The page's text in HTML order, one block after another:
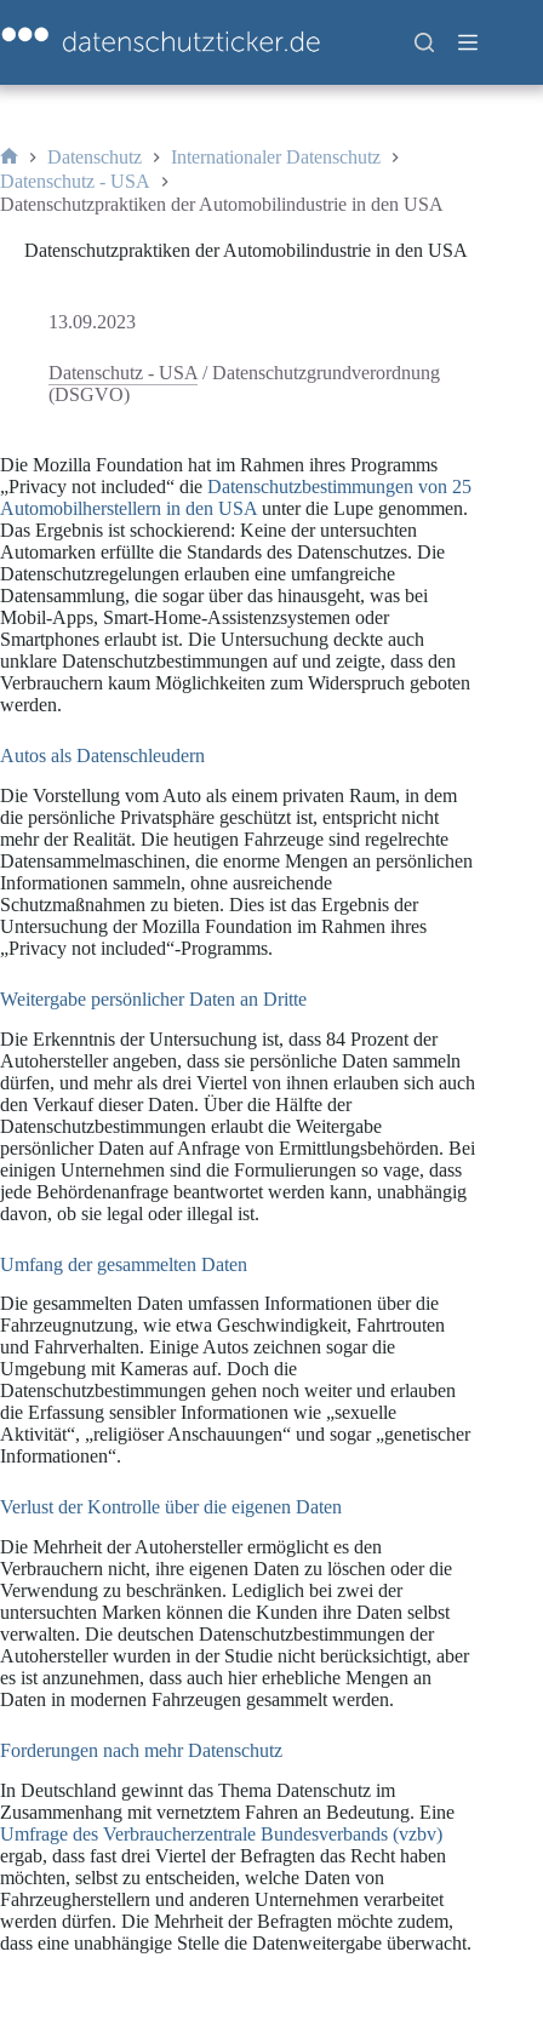
Inhalt
springen
Start
Datenschutz
Internationaler Datenschutz
Datenschutz - USA
Datenschutzpraktiken der Automobilindustrie in den USA
Datenschutzpraktiken der Automobilindustrie in den USA
13.09.2023
Datenschutz - USA /Datenschutzgrundverordnung
(DSGVO)
Die Mozilla Foundation hat im Rahmen ihres Programms
„Privacy not included“ die Datenschutzbestimmungen von 25
Automobilherstellern in den USA unter die Lupe genommen.
Das Ergebnis ist schockierend: Keine der untersuchten
Automarken erfüllte die Standards des Datenschutzes. Die
Datenschutzregelungen erlauben eine umfangreiche
Datensammlung, die sogar über das hinausgeht, was bei
Mobil-Apps, Smart-Home-Assistenzsystemen oder
Smartphones erlaubt ist. Die Untersuchung deckte auch
unklare Datenschutzbestimmungen auf und zeigte, dass den
Verbrauchern kaum Möglichkeiten zum Widerspruch geboten
werden.
Autos als Datenschleudern
Die Vorstellung vom Auto als einem privaten Raum, in dem
die persönliche Privatsphäre geschützt ist, entspricht nicht
mehr der Realität. Die heutigen Fahrzeuge sind regelrechte
Datensammelmaschinen, die enorme Mengen an persönlichen
Informationen sammeln, ohne ausreichende
Schutzmaßnahmen zu bieten. Dies ist das Ergebnis der
Untersuchung der Mozilla Foundation im Rahmen ihres
„Privacy not included“-Programms.
Weitergabe persönlicher Daten an Dritte
Die Erkenntnis der Untersuchung ist, dass 84 Prozent der
Autohersteller angeben, dass sie persönliche Daten sammeln
dürfen, und mehr als drei Viertel von ihnen erlauben sich auch
den Verkauf dieser Daten. Über die Hälfte der
Datenschutzbestimmungen erlaubt die Weitergabe
persönlicher Daten auf Anfrage von Ermittlungsbehörden. Bei
einigen Unternehmen sind die Formulierungen so vage, dass
jede Behördenanfrage beantwortet werden kann, unabhängig
davon, ob sie legal oder illegal ist.
Umfang der gesammelten Daten
Die gesammelten Daten umfassen Informationen über die
Fahrzeugnutzung, wie etwa Geschwindigkeit, Fahrtrouten
und Fahrverhalten. Einige Autos zeichnen sogar die
Umgebung mit Kameras auf. Doch die
Datenschutzbestimmungen gehen noch weiter und erlauben
die Erfassung sensibler Informationen wie „sexuelle
Aktivität“, „religiöser Anschauungen“ und sogar „genetischer
Informationen“.
Verlust der Kontrolle über die eigenen Daten
Die Mehrheit der Autohersteller ermöglicht es den
Verbrauchern nicht, ihre eigenen Daten zu löschen oder die
Verwendung zu beschränken. Lediglich bei zwei der
untersuchten Marken können die Kunden ihre Daten selbst
verwalten. Die deutschen Datenschutzbestimmungen der
Autohersteller wurden in der Studie nicht berücksichtigt, aber
es ist anzunehmen, dass auch hier erhebliche Mengen an
Daten in modernen Fahrzeugen gesammelt werden.
Forderungen nach mehr Datenschutz
In Deutschland gewinnt das Thema Datenschutz im
Zusammenhang mit vernetztem Fahren an Bedeutung. Eine
Umfrage des Verbraucherzentrale Bundesverbands (vzbv)
ergab, dass fast drei Viertel der Befragten das Recht haben
möchten, selbst zu entscheiden, welche Daten von
Fahrzeugherstellern und anderen Unternehmen verarbeitet
werden dürfen. Die Mehrheit der Befragten möchte zudem,
dass eine unabhängige Stelle die Datenweitergabe überwacht.